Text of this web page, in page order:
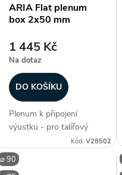
ARIA Flat plenum
box 2x50 mm
1 445 Kč
Na dotaz
DO KOŠÍKU
Plenum k připojení
výustku - pro talířový
ventil ⌀ 125 mm, lze
přizpůsobit délku žebra
(měkký materiál - lze
Kód: V28502
⌀ 90